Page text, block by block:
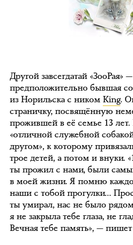
Другой завсегдатай «ЗооРая» —
предположительно бывшая
из Норильска с ником King.
страничку, посвящённую
прожившей в её семье 13
«отличной служебной
другом», к которому
трое детей, а потом и внуки.
ты прожил с нами, были
в моей жизни. Я помню
наши с тобой прогулки…
ты умирал, нас не было
я не закрыла тебе глаза, не
Вечная тебе память», —